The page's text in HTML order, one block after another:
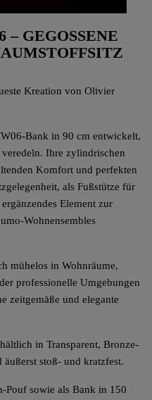
– GEGOSSENE
Kreation von Olivier
Bank in 90 cm entwickelt,
Ihre zylindrischen
Komfort und perfekten
als Fußstütze für
Element zur
Wohnensembles
mühelos in Wohnräume,
professionelle Umgebungen
zeitgemäße und elegante
in Transparent, Bronze-
stoß- und kratzfest.
Pouf sowie als Bank in 150